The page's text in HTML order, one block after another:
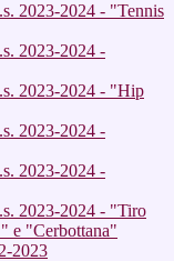
2023-2024 - "Tennis
2023-2024 -
2023-2024 - "Hip
2023-2024 -
2023-2024 -
2023-2024 - "Tiro
e "Cerbottana"
2023